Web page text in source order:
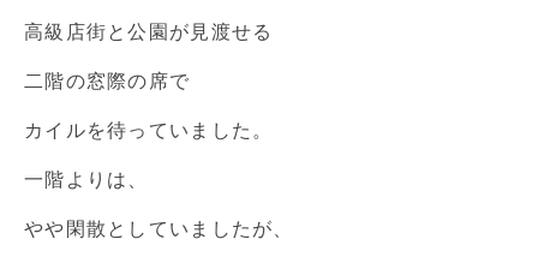
高級店街と公園が見渡せる
二階の窓際の席で
カイルを待っていました。
一階よりは、
やや閑散としていましたが、